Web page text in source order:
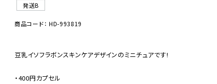
発送B
商品コード： HD-993819
豆乳イソフラボンスキンケアデザインのミニチュアです!
・400円カプセル